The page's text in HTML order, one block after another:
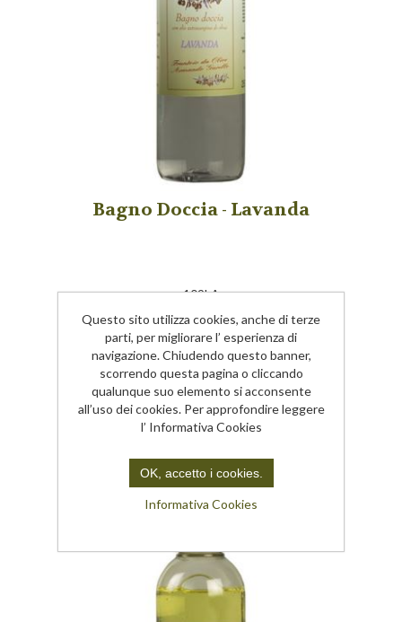
Bagno Doccia - Lavanda
109LA
FLACONE DA 250 ML.
€8,00
Questo sito utilizza cookies, anche di terze
parti, per migliorare l’ esperienza di
navigazione. Chiudendo questo banner,
scorrendo questa pagina o cliccando
qualunque suo elemento si acconsente
all’uso dei cookies. Per approfondire leggere
l’ Informativa Cookies
OK, accetto i cookies.
Informativa Cookies